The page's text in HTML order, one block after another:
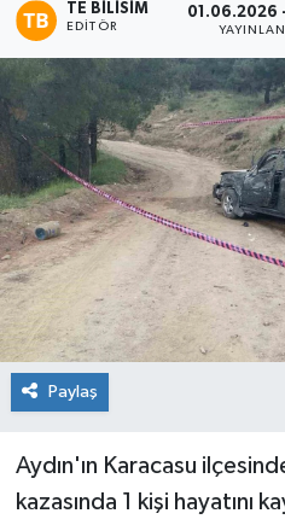
TE BILISIM
EDITÖR
01.06.2026
Paylaş
Aydın'ın Karacasu
kazasında 1 kişi hayatını